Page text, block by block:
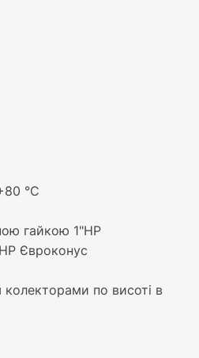
°C
гайкою 1"HP
Євроконус
по висоті в